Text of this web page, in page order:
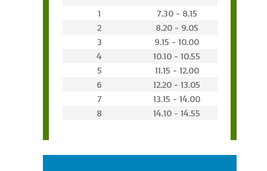
1
7.30 - 8.15
2
8.20 - 9.05
3
9.15 - 10.00
4
10.10 - 10.55
5
11.15 - 12.00
6
12.20 - 13.05
7
13.15 - 14.00
8
14.10 - 14.55